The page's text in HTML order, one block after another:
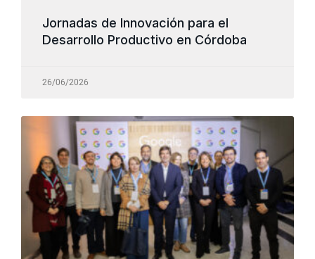
Jornadas de Innovación para el
Desarrollo Productivo en Córdoba
26/06/2026